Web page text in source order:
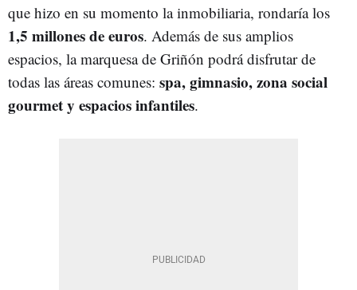
que hizo en su momento la inmobiliaria, rondaría los
1,5 millones de euros. Además de sus amplios
espacios, la marquesa de Griñón podrá disfrutar de
todas las áreas comunes: spa, gimnasio, zona social
gourmet y espacios infantiles.